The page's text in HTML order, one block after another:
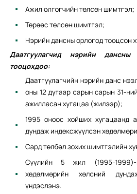
Ажил олгогчийн төлсөн шимтгэл;
Төрөөс төлсөн шимтгэл;
Нэрийн дансны орлогод тооцсон
Даатгуулагчид нэрийн дансны
тооцохдоо:
Даатгуулагчийн нэрийн данс
оны 12 дугаар сарын сарын 31-
ажилласан хугацаа (жилээр);
1995 оноос хойших хугацаанд
дундаж индексжүүлсэн
Сард төлбөл зохих шимтгэлийн
Сүүлийн 5 жил (1995-
хөдөлмөрийн хөлсний
үндэслэнэ.